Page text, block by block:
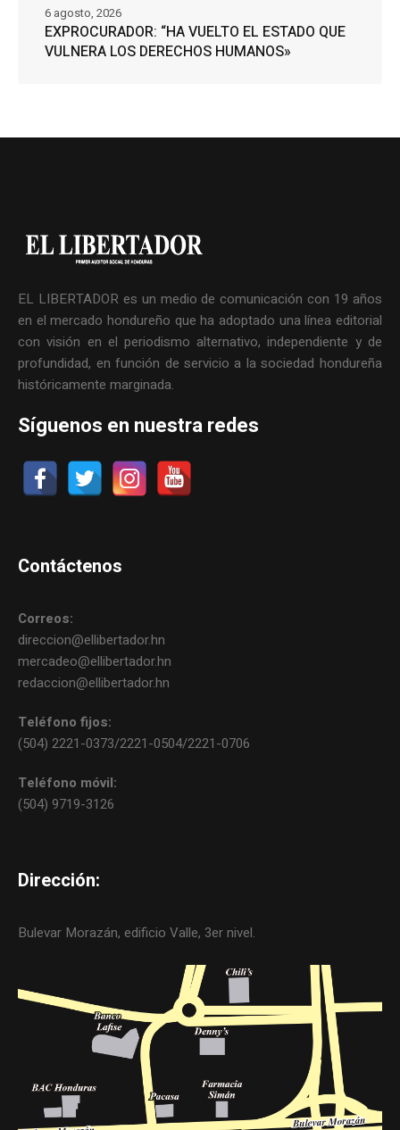
EXPROCURADOR: “HA VUELTO EL ESTADO QUE
VULNERA LOS DERECHOS HUMANOS»
6 agosto, 2026
EL LIBERTADOR es un medio de comunicación con 19 años
en el mercado hondureño que ha adoptado una línea editorial
con visión en el periodismo alternativo, independiente y de
profundidad, en función de servicio a la sociedad hondureña
históricamente marginada.
Síguenos en nuestra redes
Contáctenos
Correos:
direccion@ellibertador.hn
mercadeo@ellibertador.hn
redaccion@ellibertador.hn
Teléfono fijos:
(504) 2221-0373/2221-0504/2221-0706
Teléfono móvil:
(504) 9719-3126
Dirección:
Bulevar Morazán, edificio Valle, 3er nivel.